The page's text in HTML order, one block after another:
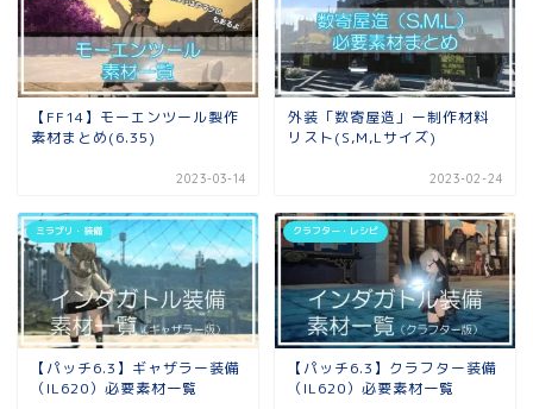
【FF14】モーエンツール製作
素材まとめ(6.35)
2023-03-14
外装「数寄屋造」ー制作材料
リスト(S,M,Lサイズ)
2023-02-24
ミラプリ・装備
【パッチ6.3】ギャザラー装備
（IL620）必要素材一覧
クラフター・レシピ
【パッチ6.3】クラフター装備
（IL620）必要素材一覧